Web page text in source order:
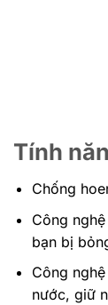
Tính
Chống
Công
bạn bị
Công
nước, giữ